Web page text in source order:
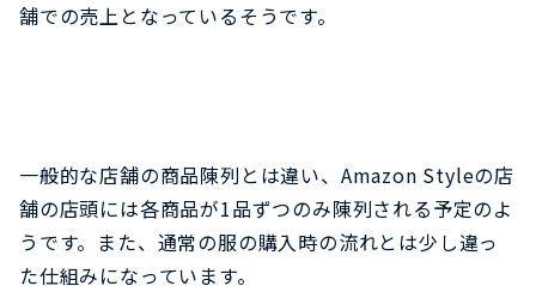
舗での売上となっているそうです。
一般的な店舗の商品陳列とは違い、Amazon Styleの店
舗の店頭には各商品が1品ずつのみ陳列される予定のよ
うです。また、通常の服の購入時の流れとは少し違っ
た仕組みになっています。